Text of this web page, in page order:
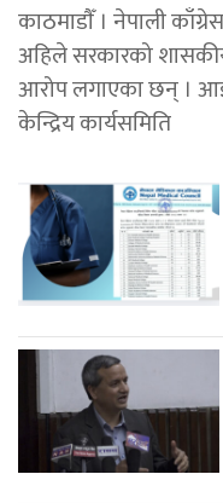
काठमाडाैँ । नेपाली
अहिले सरकारको
आरोप लगाएका छन् ।
केन्द्रिय कार्यसमिति